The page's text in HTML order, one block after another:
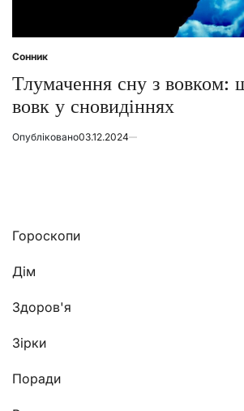
Posted
in
Сонник
Тлумачення сну з вовком:
вовк у сновидіннях
Опубліковано03.12.2024
Гороскопи
Дім
Здоров'я
Зірки
Поради